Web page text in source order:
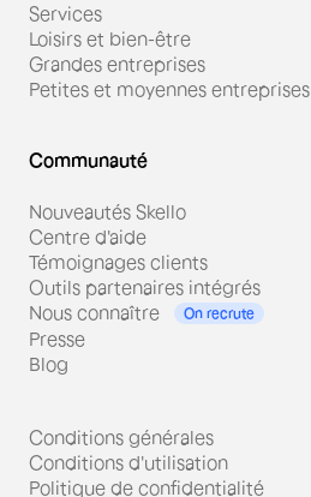
Services
Loisirs et bien-être
Grandes entreprises
Petites et moyennes entreprises
Communauté
Nouveautés Skello
Centre d'aide
Témoignages clients
Outils partenaires intégrés
Nous connaître
On recrute
Presse
Blog
Conditions générales
Conditions d'utilisation
Politique de confidentialité